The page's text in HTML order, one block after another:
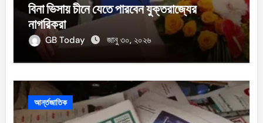
বিনা ভিসায় চীনে যেতে পারবেন যুক্তরাজ্যের
নাগরিকরা
GB Today জানু ৩০, ২০২৬
আর্ন্তজাতিক